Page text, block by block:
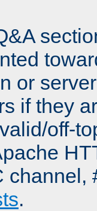
or
if they
off-
channel,
.